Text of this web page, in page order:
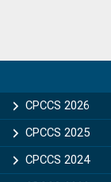
Sidebar
CPCCS 2026
CPCCS 2025
CPCCS 2024